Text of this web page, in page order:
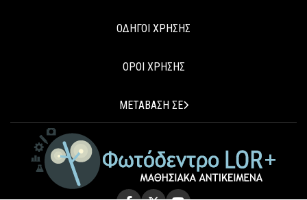
ΟΔΗΓΟΙ ΧΡΗΣΗΣ
ΟΡΟΙ ΧΡΗΣΗΣ
ΜΕΤΑΒΑΣΗ ΣΕ